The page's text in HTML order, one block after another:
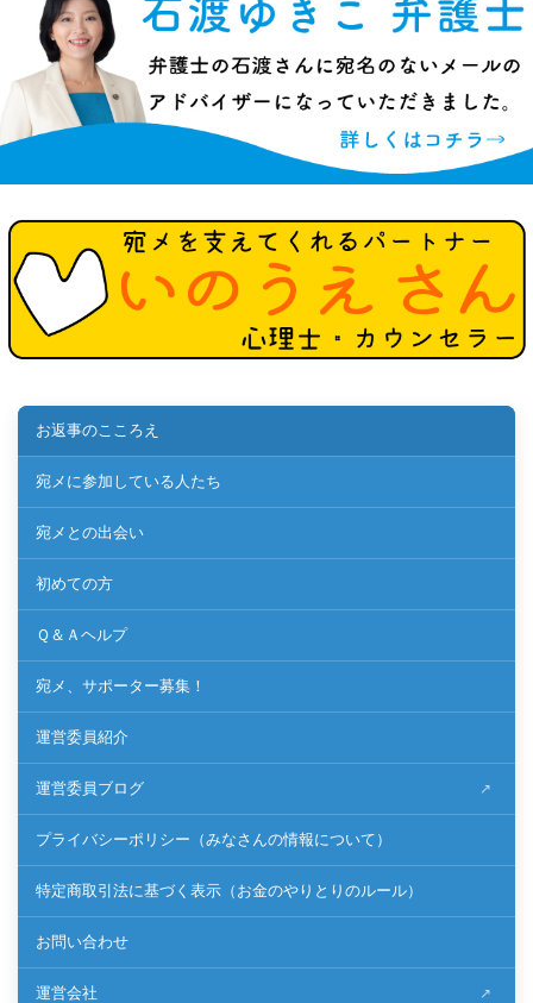
お返事のこころえ
宛メに参加している人たち
宛メとの出会い
初めての方
Ｑ＆Ａヘルプ
宛メ、サポーター募集！
運営委員紹介
運営委員ブログ
プライバシーポリシー（みなさんの情報について）
特定商取引法に基づく表示（お金のやりとりのルール）
お問い合わせ
運営会社